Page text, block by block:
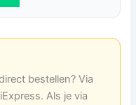
bestellen? Via
Als je via